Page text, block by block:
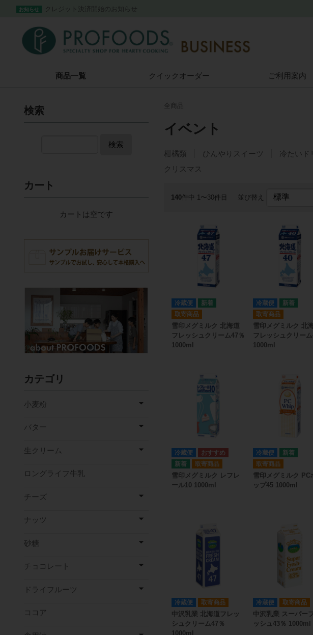
お知らせ クレジット決済開始のお知らせ
商品一覧 クイック オーダー ご利用案内
全商品
イベント
柑橘類 ひんやりスイーツ 冷たいド
クリスマス
140件中 1〜30件目 並び替え
冷蔵便
取寄商品
雪印メグミルク 北海道
フレッシュクリーム47％
1000ml
冷蔵便
取寄商品
雪印メグミルク 北
フレッシュクリー
1000ml
冷蔵便
取寄商品
雪印メグミルク レフレ
ール10 1000ml
冷蔵便
取寄商品
雪印メグミルク PC
ップ45 1000ml
冷蔵便 取寄商品
中沢乳業 北海道フレッ
シュクリーム47％
1000ml
冷蔵便 取寄商品
中沢乳業 スーパー
ッシュ43％ 1000ml
検索
検索
カート
カートは空です
カテゴリ
小麦粉
バター
生クリーム
ロングライフ牛乳
チーズ
ナッツ
砂糖
チョコレート
ドライフルーツ
ココア